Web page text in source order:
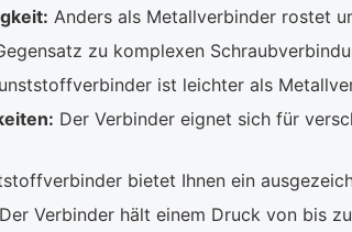
Anders als Metallverbinder rostet
zu komplexen
ist leichter als
Der Verbinder eignet sich für
bietet Ihnen ein
Der Verbinder hält einem Druck von bis